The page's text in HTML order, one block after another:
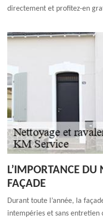
directement et profitez-en
L’IMPORTANCE DU
FAÇADE
Durant toute l’année, la
intempéries et sans